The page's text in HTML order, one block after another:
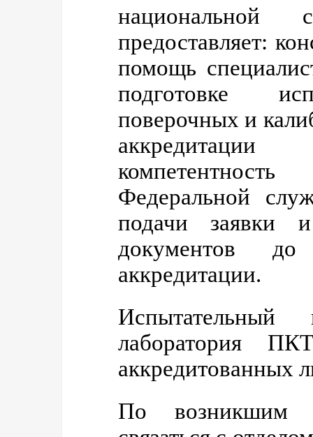
национальной
предоставляет:
помощь
подготовке
поверочных и
Федеральной
подачи заявки
документов до
аккредитации.
лаборатория
аккредитованных
По возникшим